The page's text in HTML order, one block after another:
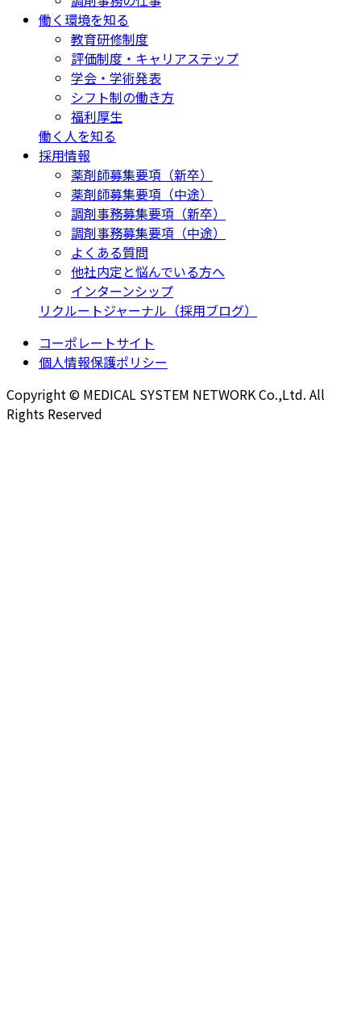
働く環境を知る
教育研修制度
評価制度・キャリアステップ
学会・学術発表
シフト制の働き方
福利厚生
働く人を知る
採用情報
薬剤師募集要項（新卒）
薬剤師募集要項（中途）
調剤事務募集要項（新卒）
調剤事務募集要項（中途）
よくある質問
他社内定と悩んでいる方へ
インターンシップ
リクルートジャーナル（採用ブログ）
コーポレートサイト
個人情報保護ポリシー
Copyright © MEDICAL SYSTEM NETWORK Co.,Ltd. All
Rights Reserved